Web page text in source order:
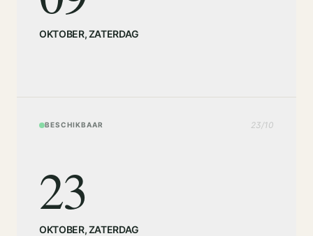
OKTOBER,ZATERDAG
BESCHIKBAAR 23/10
23
OKTOBER,ZATERDAG